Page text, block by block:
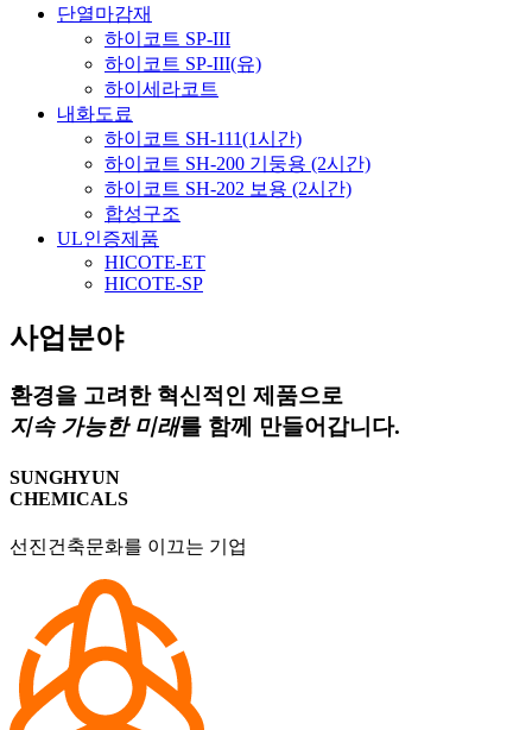
단열마감재
하이코트 SP-III
하이코트 SP-III(유)
하이세라코트
내화도료
하이코트 SH-111(1시간)
하이코트 SH-200 기둥용 (2시간)
하이코트 SH-202 보용 (2시간)
합성구조
UL인증제품
HICOTE-ET
HICOTE-SP
사업분야
환경을 고려한 혁신적인 제품으로
지속 가능한 미래를 함께 만들어갑니다.
SUNGHYUN
CHEMICALS
선진건축문화를 이끄는 기업